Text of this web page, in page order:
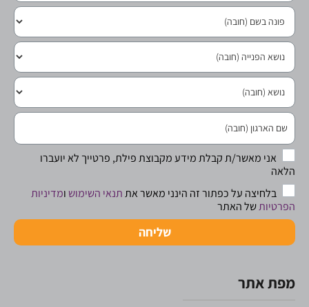
אני מאשר/ת קבלת מידע מקבוצת פילת, פרטייך לא יועברו
הלאה
בלחיצה על כפתור זה הינני מאשר אתתנאי השימוש ומדיניות
הפרטיותשל האתר
שליחה
מפת אתר